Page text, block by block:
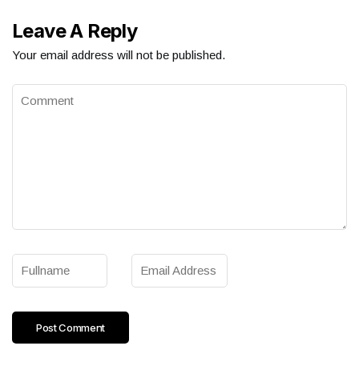
Leave A Reply
Your email address will not be published.